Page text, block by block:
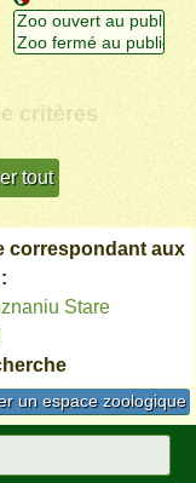
critères
correspondant aux
Stare
un espace zoologique